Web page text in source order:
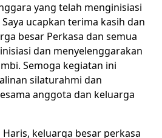
yang telah menginisiasi
ucapkan terima kasih dan
besar Perkasa dan semua
dan menyelenggarakan
Semoga kegiatan ini
silaturahmi dan
anggota dan keluarga
keluarga besar perkasa